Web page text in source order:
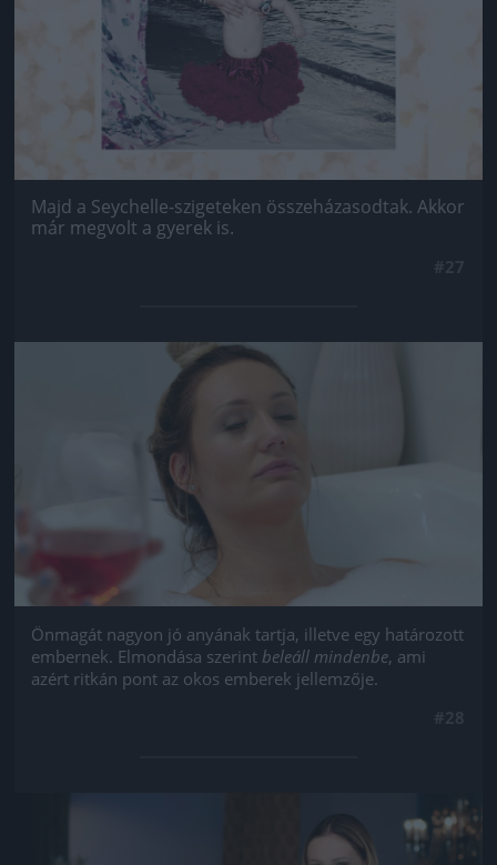
Majd a Seychelle-szigeteken összeházasodtak. Akkor
már megvolt a gyerek is.
Jön még kép!
Önmagát nagyon jó anyának tartja, illetve egy határozott
embernek. Elmondása szerint beleáll mindenbe, ami
azért ritkán pont az okos emberek jellemzője.